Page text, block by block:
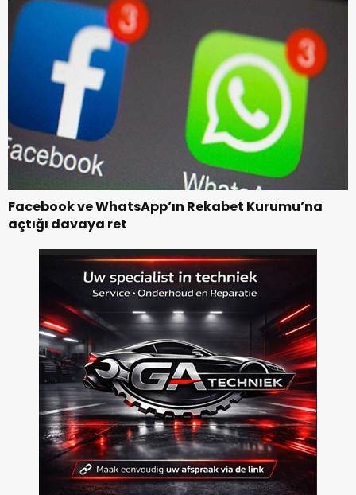
Facebook ve WhatsApp’ın Rekabet Kurumu’na
açtığı davaya ret